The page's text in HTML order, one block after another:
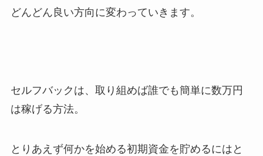
どんどん良い方向に変わっていきます。
セルフバックは、取り組めば誰でも簡単に数万円
は稼げる方法。
とりあえず何かを始める初期資金を貯めるにはと